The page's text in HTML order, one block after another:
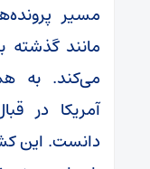
مسیر
مانند گذشته
می‌کند. به
آمریکا در
دانست. این